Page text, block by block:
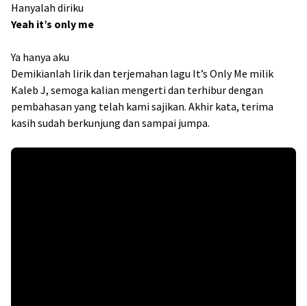
Hanyalah diriku
Yeah it’s only me
Ya hanya aku
Demikianlah lirik dan terjemahan lagu It’s Only Me milik
Kaleb J, semoga kalian mengerti dan terhibur dengan
pembahasan yang telah kami sajikan. Akhir kata, terima
kasih sudah berkunjung dan sampai jumpa.